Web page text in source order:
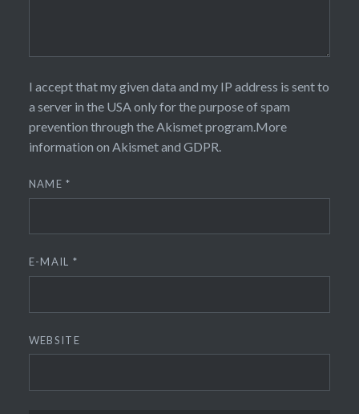
I accept that my given data and my IP address is sent to
a server in the USA only for the purpose of spam
prevention through theAkismetprogram.More
information on Akismet and GDPR.
NAME*
E-MAIL *
WEBSITE